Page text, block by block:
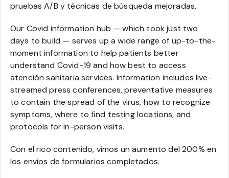
pruebas A/B y técnicas de búsqueda mejoradas.
Our Covid information hub — which took just two
days to build — serves up a wide range of up-to-the-
moment information to help patients better
understand Covid-19 and how best to access
atención sanitaria services. Information includes live-
streamed press conferences, preventative measures
to contain the spread of the virus, how to recognize
symptoms, where to ﬁnd testing locations, and
protocols for in-person visits.
Con el rico contenido, vimos un aumento del 200% en
los envíos de formularios completados.